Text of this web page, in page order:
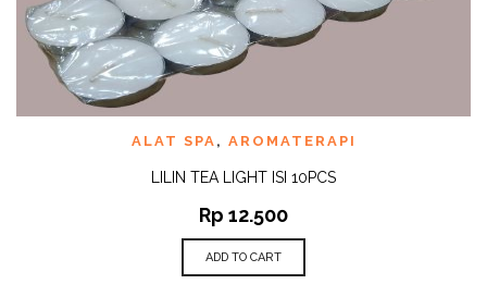
ALAT SPA , AROMATERAPI
LILIN TEA LIGHT ISI 10PCS
Rp 12.500
ADD TO CART